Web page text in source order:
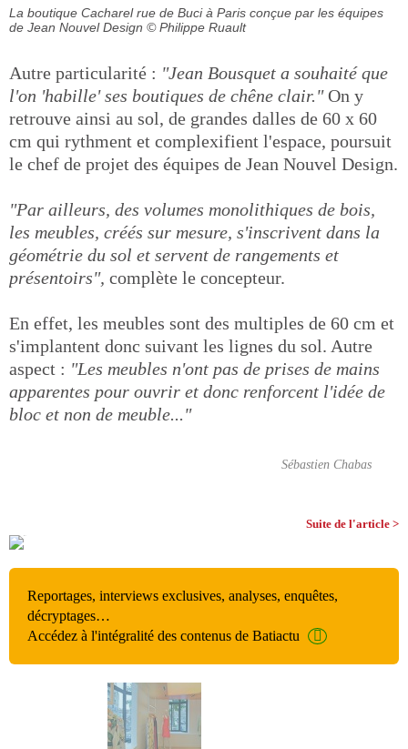
La boutique Cacharel rue de Buci à Paris conçue par les équipes
de Jean Nouvel Design © Philippe Ruault
Autre particularité : "Jean Bousquet a souhaité que
l'on 'habille' ses boutiques de chêne clair."On y
retrouve ainsi au sol, de grandes dalles de 60 x 60
cm qui rythment et complexifient l'espace, poursuit
le chef de projet des équipes de Jean Nouvel Design.
"Par ailleurs, des volumes monolithiques de bois,
les meubles, créés sur mesure, s'inscrivent dans la
géométrie du sol et servent de rangements et
présentoirs", complète le concepteur.
En effet, les meubles sont des multiples de 60 cm et
s'implantent donc suivant les lignes du sol. Autre
aspect : "Les meubles n'ont pas de prises de mains
apparentes pour ouvrir et donc renforcent l'idée de
bloc et non de meuble..."
Sébastien Chabas
Suite de l'article >
Reportages, interviews exclusives, analyses, enquêtes,
décryptages…
Accédez à l'intégralité des contenus de Batiactu